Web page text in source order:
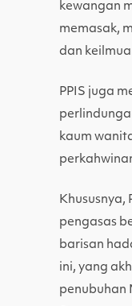
kewangan
memasak,
dan
PPIS juga
kaum
Khususnya,
pengasas
barisan
ini, yang
penubuhan